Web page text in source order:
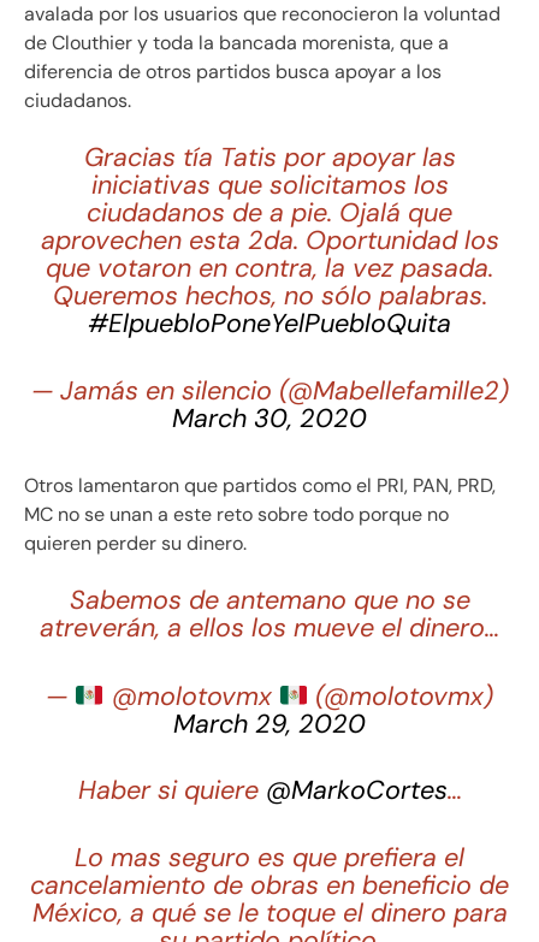
avalada por los usuarios que reconocieron la voluntad
de Clouthier y toda la bancada morenista, que a
diferencia de otros partidos busca apoyar a los
ciudadanos.
Gracias tía Tatis por apoyar las
iniciativas que solicitamos los
ciudadanos de a pie. Ojalá que
aprovechen esta 2da. Oportunidad los
que votaron en contra, la vez pasada.
Queremos hechos, no sólo palabras.
#ElpuebloPoneYelPuebloQuita
— Jamás en silencio (@Mabellefamille2)
March 30, 2020
Otros lamentaron que partidos como el PRI, PAN, PRD,
MC no se unan a este reto sobre todo porque no
quieren perder su dinero.
Sabemos de antemano que no se
atreverán, a ellos los mueve el dinero…
— @molotovmx
(@molotovmx)
March 29, 2020
Haber si quiere @MarkoCortes…
Lo mas seguro es que prefiera el
cancelamiento de obras en beneficio de
México, a qué se le toque el dinero para